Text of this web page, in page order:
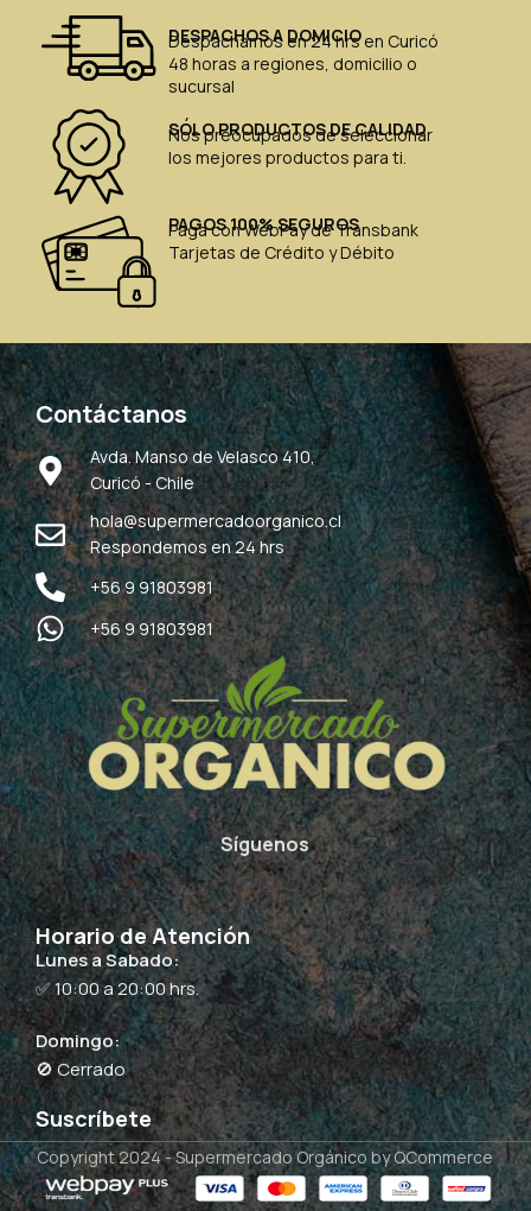
DESPACHOS A DOMICIO
Despachamos en 24 hrs en Curicó
48 horas a regiones, domicilio o
sucursal
SÓLO PRODUCTOS DE CALIDAD
Nos preocupados de seleccionar
los mejores productos para ti.
PAGOS 100% SEGUROS
Paga con WebPay de Transbank
Tarjetas de Crédito y Débito
Contáctanos
Avda. Manso de Velasco 410,
Curicó - Chile
hola@supermercadoorganico.cl
Respondemos en 24 hrs
+56 9 91803981
+56 9 91803981
Síguenos
Horario de Atención
Lunes a Sabado:
✅ 10:00 a 20:00 hrs.
Domingo:
🚫 Cerrado
Suscríbete
Copyright 2024 -Supermercado Orgánico by QCommerce